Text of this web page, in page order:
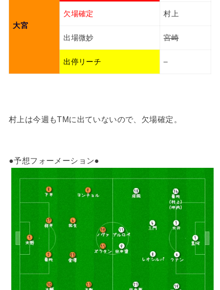
大宮
欠場確定 村上
出場微妙 宮崎
出停リーチ –
村上は今週もTMに出ていないので、欠場確定。
●予想フォーメーション●